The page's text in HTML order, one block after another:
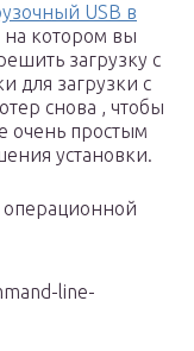
USB в
котором вы
загрузку с
для загрузки с
снова , чтобы
очень простым
установки.
line-